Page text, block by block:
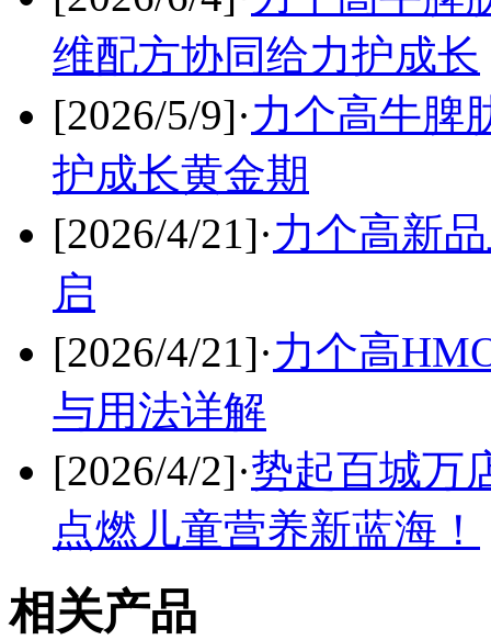
维配方协同给力护成长
[2026/5/9]·力个高牛脾
护成长黄金期
[2026/4/21]·力个高新
启
[2026/4/21]·力个高
与用法详解
[2026/4/2]·势起百城万
点燃儿童营养新蓝海！
相关产品